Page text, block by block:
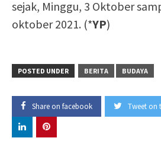
sejak, Minggu, 3 Oktober
oktober 2021. (*YP)
POSTED UNDER BERITA BUDAYA
Share on facebook Tweet on